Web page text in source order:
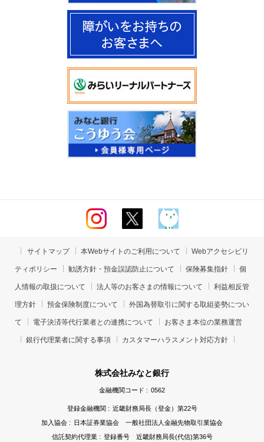
サイトマップ 本Webサイトのご利用について Webアクセシビリ
ティポリシー 勧誘方針・預金誤認防止について 保険募集指針 個
人情報の取扱について 法人等のお客さまの情報について 利益相反管
理方針 預金保険制度について 外国為替取引に関する取組姿勢につい
て 電子決済等代行業者との連携について お客さま本位の業務運営
銀行代理業者に関する事項 カスタマーハラスメント対応方針
株式会社みなと銀行
金融機関コード : 0562
登録金融機関 : 近畿財務局長（登金）第22号
加入協会 : 日本証券業協会 一般社団法人金融先物取引業協会
信託契約代理業 : 登録番号 近畿財務局長(代信)第36号